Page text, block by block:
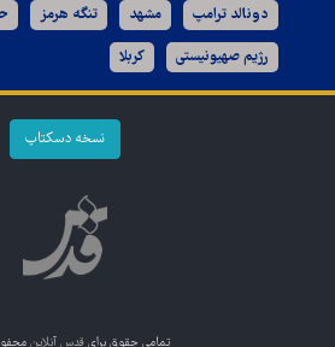
دونالد ترامپ مشهد تنگه هرمز
رژیم صهیونیستی کربلا
نسخه دسکتاپ
تمامی حقوق برای قدس آنلاین